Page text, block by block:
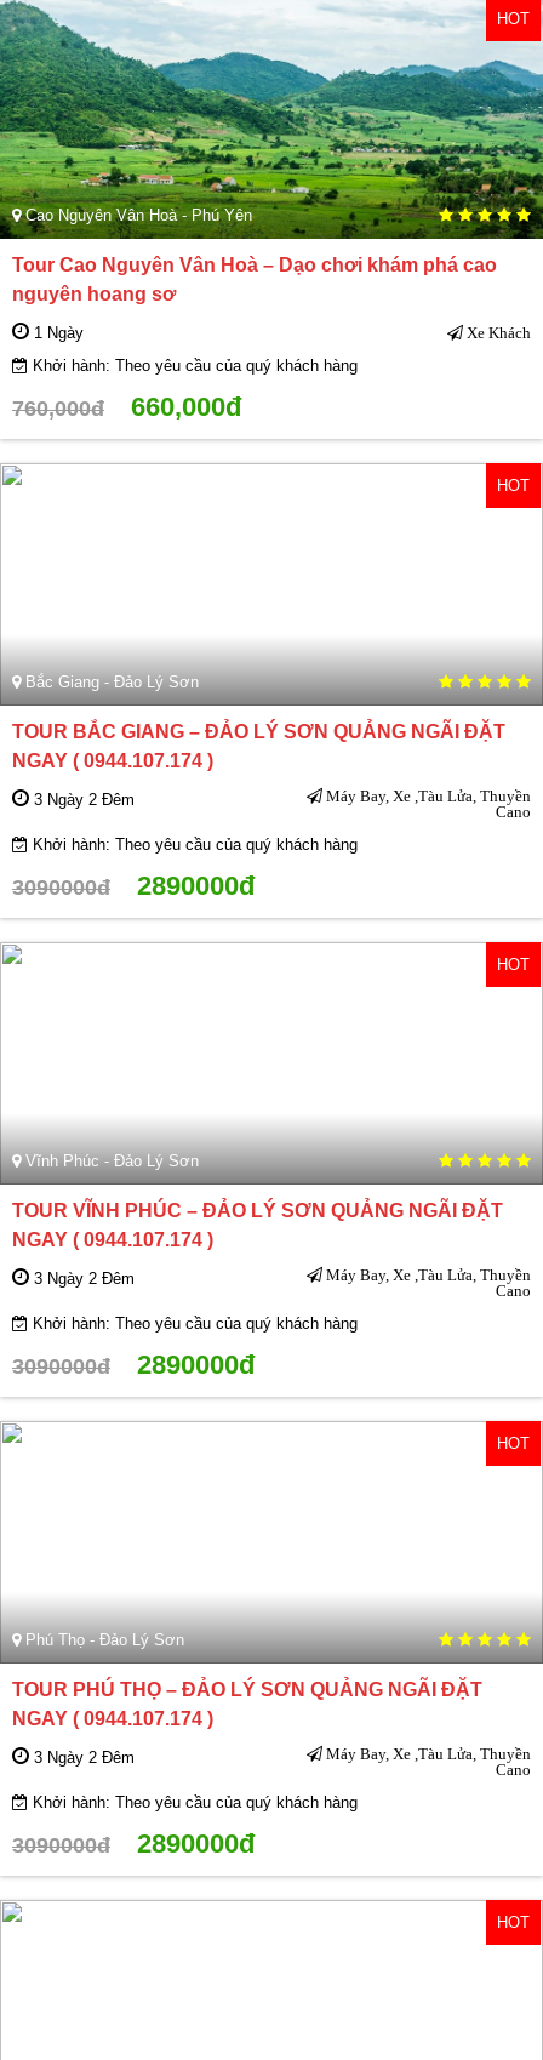
HOT
Cao Nguyên Vân Hoà - Phú Yên
Tour Cao Nguyên Vân Hoà – Dạo chơi khám phá cao
nguyên hoang sơ
1 Ngày Xe Khách
Khởi hành: Theo yêu cầu của quý khách hàng
760,000đ 660,000đ
HOT
Bắc Giang - Đảo Lý Sơn
TOUR BẮC GIANG – ĐẢO LÝ SƠN QUẢNG NGÃI ĐẶT
NGAY ( 0944.107.174 )
3 Ngày 2 Đêm
Máy Bay, Xe ,Tàu Lửa, Thuyền
Cano
Khởi hành: Theo yêu cầu của quý khách hàng
3090000đ 2890000đ
HOT
Vĩnh Phúc - Đảo Lý Sơn
TOUR VĨNH PHÚC – ĐẢO LÝ SƠN QUẢNG NGÃI ĐẶT
NGAY ( 0944.107.174 )
3 Ngày 2 Đêm
Máy Bay, Xe ,Tàu Lửa, Thuyền
Cano
Khởi hành: Theo yêu cầu của quý khách hàng
3090000đ 2890000đ
HOT
Phú Thọ - Đảo Lý Sơn
TOUR PHÚ THỌ – ĐẢO LÝ SƠN QUẢNG NGÃI ĐẶT
NGAY ( 0944.107.174 )
3 Ngày 2 Đêm
Máy Bay, Xe ,Tàu Lửa, Thuyền
Cano
Khởi hành: Theo yêu cầu của quý khách hàng
3090000đ 2890000đ
HOT